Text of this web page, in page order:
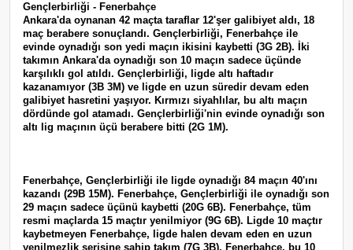
Gençlerbirliği - Fenerbahçe
Ankara'da oynanan 42 maçta taraflar 12'şer galibiyet aldı, 18
maç berabere sonuçlandı. Gençlerbirliği, Fenerbahçe ile
evinde oynadığı son yedi maçın ikisini kaybetti (3G 2B). İki
takımın Ankara'da oynadığı son 10 maçın sadece üçünde
karşılıklı gol atıldı. Gençlerbirliği, ligde altı haftadır
kazanamıyor (3B 3M) ve ligde en uzun süredir devam eden
galibiyet hasretini yaşıyor. Kırmızı siyahlılar, bu altı maçın
dördünde gol atamadı. Gençlerbirliği'nin evinde oynadığı son
altı lig maçının üçü berabere bitti (2G 1M).
Fenerbahçe, Gençlerbirliği ile ligde oynadığı 84 maçın 40'ını
kazandı (29B 15M). Fenerbahçe, Gençlerbirliği ile oynadığı son
29 maçın sadece üçünü kaybetti (20G 6B). Fenerbahçe, tüm
resmi maçlarda 15 maçtır yenilmiyor (9G 6B). Ligde 10 maçtır
kaybetmeyen Fenerbahçe, ligde halen devam eden en uzun
yenilmezlik serisine sahip takım (7G 3B). Fenerbahçe, bu 10